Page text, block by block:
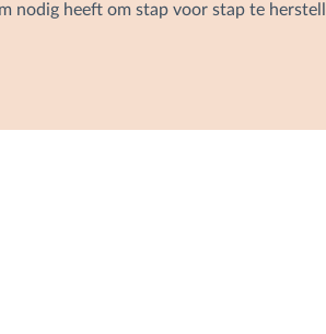
nodig heeft om stap voor stap te